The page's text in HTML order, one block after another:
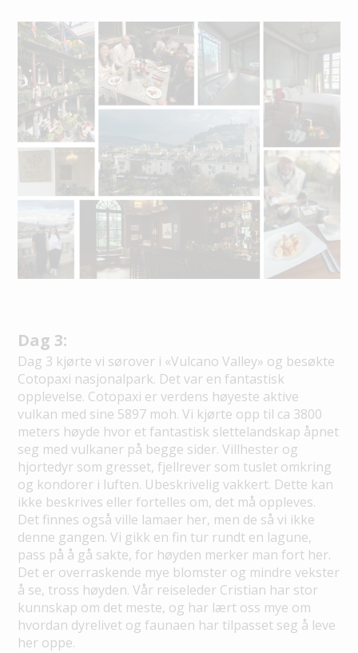
Dag 3:
Dag 3 kjørte vi sørover i «Vulcano Valley» og besøkte
Cotopaxi nasjonalpark. Det var en fantastisk
opplevelse. Cotopaxi er verdens høyeste aktive
vulkan med sine 5897 moh. Vi kjørte opp til ca 3800
meters høyde hvor et fantastisk slettelandskap åpnet
seg med vulkaner på begge sider. Villhester og
hjortedyr som gresset, fjellrever som tuslet omkring
og kondorer i luften. Ubeskrivelig vakkert. Dette kan
ikke beskrives eller fortelles om, det må oppleves.
Det finnes også ville lamaer her, men de så vi ikke
denne gangen. Vi gikk en fin tur rundt en lagune,
pass på å gå sakte, for høyden merker man fort her.
Det er overraskende mye blomster og mindre vekster
å se, tross høyden. Vår reiseleder Cristian har stor
kunnskap om det meste, og har lært oss mye om
hvordan dyrelivet og faunaen har tilpasset seg å leve
her oppe.